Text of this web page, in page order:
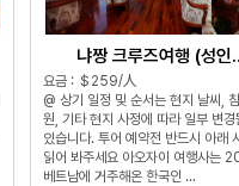
냐짱 크루즈여행 (성인
요금 : ＄259/人
@ 상기 일정 및 순서는 현지 날씨,
원, 기타 현지 사정에 따라 일부 변경
있습니다. 투어 예약전 반드시 아래
읽어 봐주세요 아오자이 여행사는
베트남에 거주해온 한국인 ...